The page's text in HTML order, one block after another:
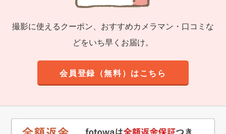
撮影に使えるクーポン、おすすめカメラマン・口コミな
どをいち早くお届け。
会員登録（無料）はこちら